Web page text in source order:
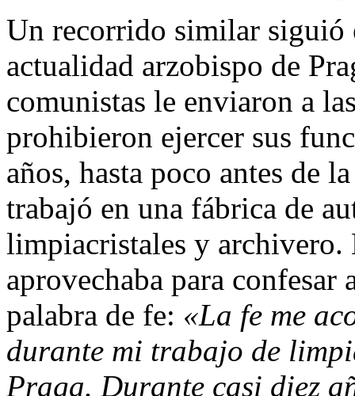
Un recorrido similar
actualidad arzobispo de
comunistas le enviaron a
prohibieron ejercer sus
años, hasta poco antes de
trabajó en una fábrica de
limpiacristales y archivero.
aprovechaba para
palabra de fe: «La fe me
durante mi trabajo de
Praga. Durante casi diez